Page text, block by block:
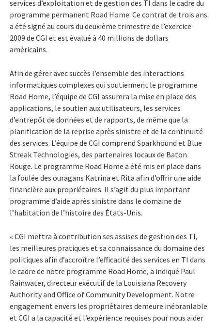
services d’exploitation et de gestion des TI dans le cadre du
programme permanent Road Home. Ce contrat de trois ans
a été signé au cours du deuxième trimestre de l’exercice
2009 de CGI et est évalué à 40 millions de dollars
américains.
Afin de gérer avec succès l’ensemble des interactions
informatiques complexes qui soutiennent le programme
Road Home, l’équipe de CGI assurera la mise en place des
applications, le soutien aux utilisateurs, les services
d’entrepôt de données et de rapports, de même que la
planification de la reprise après sinistre et de la continuité
des services. L’équipe de CGI comprend Sparkhound et Blue
Streak Technologies, des partenaires locaux de Baton
Rouge. Le programme Road Home a été mis en place dans
la foulée des ouragans Katrina et Rita afin d’offrir une aide
financière aux propriétaires. Il s’agit du plus important
programme d’aide après sinistre dans le domaine de
l’habitation de l’histoire des États-Unis.
« CGI mettra à contribution ses assises de gestion des TI,
les meilleures pratiques et sa connaissance du domaine des
politiques afin d’accroître l’efficacité des services en TI dans
le cadre de notre programme Road Home, a indiqué Paul
Rainwater, directeur exécutif de la Louisiana Recovery
Authority and Office of Community Development. Notre
engagement envers les propriétaires demeure inébranlable
et CGI a la capacité et l’expérience requises pour nous aider